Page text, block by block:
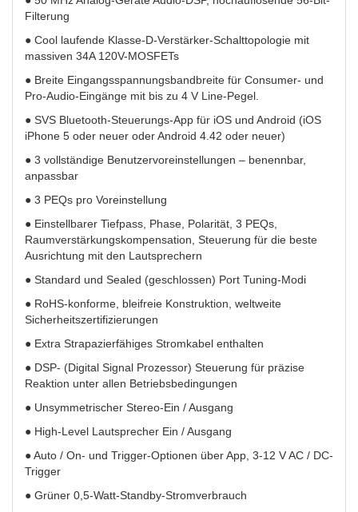
Filterung
● Cool laufende Klasse-D-Verstärker-Schalttopologie mit
massiven 34A 120V-MOSFETs
● Breite Eingangsspannungsbandbreite für Consumer- und
Pro-Audio-Eingänge mit bis zu 4 V Line-Pegel.
● SVS Bluetooth-Steuerungs-App für iOS und Android (iOS
iPhone 5 oder neuer oder Android 4.42 oder neuer)
● 3 vollständige Benutzervoreinstellungen – benennbar,
anpassbar
● 3 PEQs pro Voreinstellung
● Einstellbarer Tiefpass, Phase, Polarität, 3 PEQs,
Raumverstärkungskompensation, Steuerung für die beste
Ausrichtung mit den Lautsprechern
● Standard und Sealed (geschlossen) Port Tuning-Modi
● RoHS-konforme, bleifreie Konstruktion, weltweite
Sicherheitszertifizierungen
● Extra Strapazierfähiges Stromkabel enthalten
● DSP- (Digital Signal Prozessor) Steuerung für präzise
Reaktion unter allen Betriebsbedingungen
● Unsymmetrischer Stereo-Ein / Ausgang
● High-Level Lautsprecher Ein / Ausgang
● Auto / On- und Trigger-Optionen über App, 3-12 V AC / DC-
Trigger
● Grüner 0,5-Watt-Standby-Stromverbrauch